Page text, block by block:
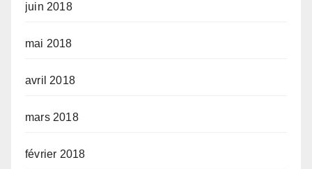
juin 2018
mai 2018
avril 2018
mars 2018
février 2018